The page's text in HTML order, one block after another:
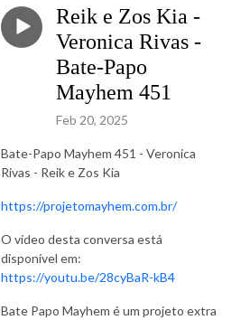
Reik e Zos Kia -
Veronica Rivas -
Bate-Papo
Mayhem 451
Feb 20, 2025
Bate-Papo Mayhem 451 - Veronica
Rivas - Reik e Zos Kia
https://projetomayhem.com.br/
O vídeo desta conversa está
disponível em:
https://youtu.be/28cyBaR-kB4
Bate Papo Mayhem é um projeto extra